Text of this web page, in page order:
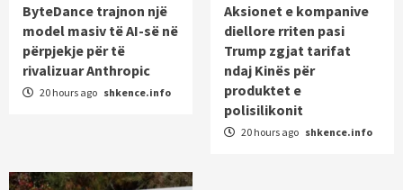
ByteDance trajnon një
model masiv të AI-së në
përpjekje për të
rivalizuar Anthropic
20 hours ago shkence.info
Aksionet e kompanive
diellore rriten pasi
Trump zgjat tarifat
ndaj Kinës për
produktet e
polisilikonit
20 hours ago shkence.info